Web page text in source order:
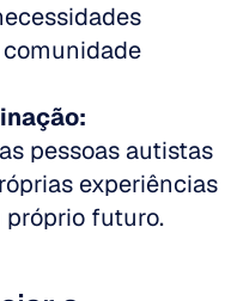
pessoas autistas
experiências
próprio futuro.